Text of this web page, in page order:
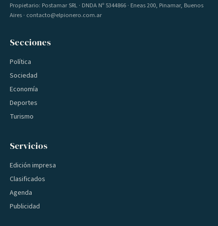
Propietario: Postamar SRL · DNDA Nº 5344866 · Eneas 200, Pinamar, Buenos
Aires · contacto@elpionero.com.ar
Secciones
Política
Sociedad
Economía
Deportes
Turismo
Servicios
Edición impresa
Clasificados
Agenda
Publicidad